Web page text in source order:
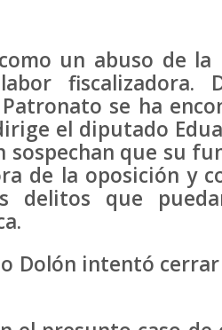
un abuso de la
fiscalizadora.
se ha
el diputado
que su
de la oposición y
delitos que
Dolón intentó